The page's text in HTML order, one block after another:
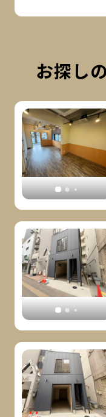
お探し